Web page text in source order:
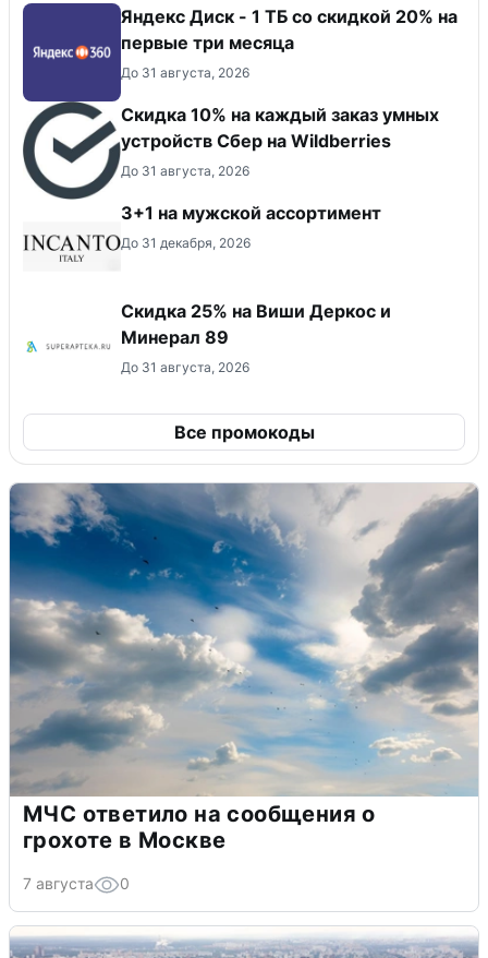
Яндекс Диск - 1 ТБ со скидкой 20% на
первые три месяца
До 31 августа, 2026
Скидка 10% на каждый заказ умных
устройств Сбер на Wildberries
До 31 августа, 2026
3+1 на мужской ассортимент
До 31 декабря, 2026
Скидка 25% на Виши Деркос и
Минерал 89
До 31 августа, 2026
Все промокоды
МЧС ответило на сообщения о
грохоте в Москве
7 августа 0